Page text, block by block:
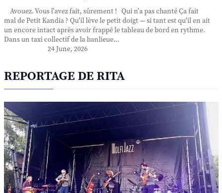
Avouez. Vous l'avez fait, sûrement ! Qui n'a pas chanté Ça fait
mal de Petit Kandia ? Qu'il lève le petit doigt — si tant est qu'il en ait
un encore intact après avoir frappé le tableau de bord en rythme.
Dans un taxi collectif de la banlieue...
24 June, 2026
REPORTAGE DE RITA